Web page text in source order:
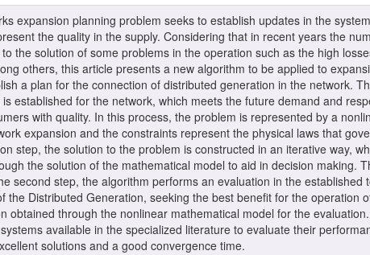
expansion planning problem seeks to establish updates in the
the quality in the supply. Considering that in recent years the
the solution of some problems in the operation such as the high
others, this article presents a new algorithm to be applied to
a plan for the connection of distributed generation in the network.
established for the network, which meets the future demand and
with quality. In this process, the problem is represented by a
expansion and the constraints represent the physical laws that
step, the solution to the problem is constructed in an iterative way,
the solution of the mathematical model to aid in decision making.
second step, the algorithm performs an evaluation in the
the Distributed Generation, seeking the best benefit for the operation
obtained through the nonlinear mathematical model for the
available in the specialized literature to evaluate their
solutions and a good convergence time.